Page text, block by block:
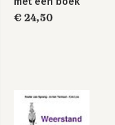
€ 24,50